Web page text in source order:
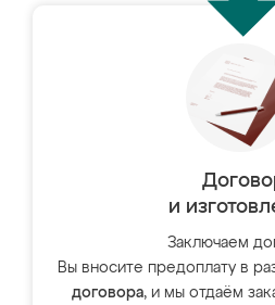
и
Заключаем
Вы вносите предоплату в
договора, и мы отдаём